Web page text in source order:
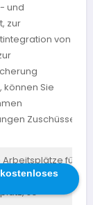
und
zur
von
können Sie
Zuschüsse
für
einen
so